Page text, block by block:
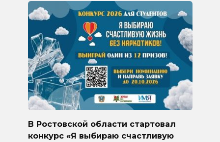
В Ростовской области стартовал
конкурс «Я выбираю счастливую